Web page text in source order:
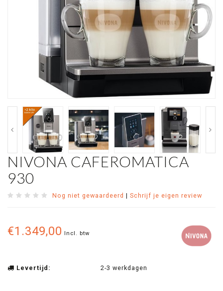
NIVONA CAFEROMATICA
930
Nog niet gewaardeerd | Schrijf je eigen review
€1.349,00 Incl. btw
Levertijd: 2-3 werkdagen